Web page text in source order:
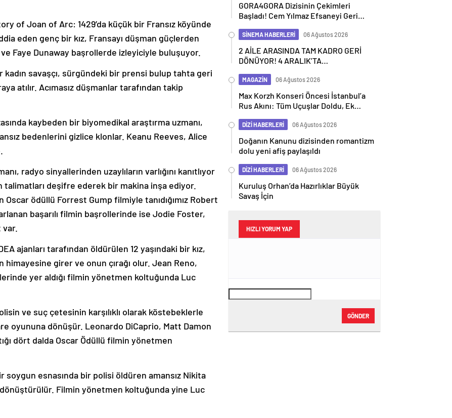
of Joan of Arc: 1429’da küçük bir Fransız köyünde
eden genç bir kız, Fransayı düşman güçlerden
Faye Dunaway başrollerde izleyiciyle buluşuyor.
kadın savaşçı, sürgündeki bir prensi bulup tahta geri
atılır. Acımasız düşmanlar tarafından takip
kaybeden bir biyomedikal araştırma uzmanı,
bedenlerini gizlice klonlar. Keanu Reeves, Alice
radyo sinyallerinden uzaylıların varlığını kanıtlıyor
deşifre ederek bir makina inşa ediyor.
Oscar ödüllü Forrest Gump filmiyle tanıdığımız Robert
başarılı filmin başrollerinde ise Jodie Foster,
ajanları tarafından öldürülen 12 yaşındaki bir kız,
girer ve onun çırağı olur. Jean Reno,
yer aldığı filmin yönetmen koltuğunda Luc
ve suç çetesinin karşılıklı olarak köstebeklerle
oyununa dönüşür. Leonardo DiCaprio, Matt Damon
dört dalda Oscar Ödüllü filmin yönetmen
soygun esnasında bir polisi öldüren amansız Nikita
Filmin yönetmen koltuğunda yine Luc
GORA4GORA Dizisinin Çekimleri
Başladı! Cem Yılmaz Efsaneyi Geri
SİNEMA HABERLERİ 06 Ağustos 2026
2 AİLE ARASINDA TAM KADRO GERİ
DÖNÜYOR! 4 ARALIK’TA
MAGAZİN 06 Ağustos 2026
Max Korzh Konseri Öncesi İstanbul’a
Rus Akını: Tüm Uçuşlar Doldu, Ek
DİZİ HABERLERİ 06 Ağustos 2026
Doğanın Kanunu dizisinden romantizm
dolu yeni afiş paylaşıldı
DİZİ HABERLERİ 06 Ağustos 2026
Kuruluş Orhan’da Hazırlıklar Büyük
Savaş İçin
HIZLI YORUM YAP
GÖNDER